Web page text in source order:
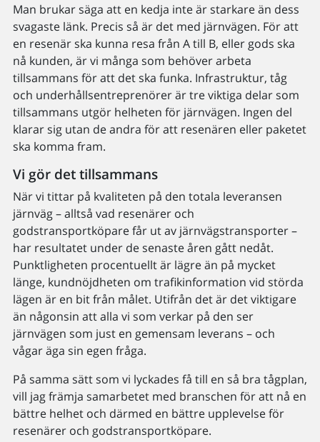
Man brukar säga att en kedja inte är starkare än dess
svagaste länk. Precis så är det med järnvägen. För att
en resenär ska kunna resa från A till B, eller gods ska
nå kunden, är vi många som behöver arbeta
tillsammans för att det ska funka. Infrastruktur, tåg
och underhållsentreprenörer är tre viktiga delar som
tillsammans utgör helheten för järnvägen. Ingen del
klarar sig utan de andra för att resenären eller paketet
ska komma fram.
Vi gör det tillsammans
När vi tittar på kvaliteten på den totala leveransen
järnväg – alltså vad resenärer och
godstransportköpare får ut av järnvägstransporter –
har resultatet under de senaste åren gått nedåt.
Punktligheten procentuellt är lägre än på mycket
länge, kundnöjdheten om trafikinformation vid störda
lägen är en bit från målet. Utifrån det är det viktigare
än någonsin att alla vi som verkar på den ser
järnvägen som just en gemensam leverans – och
vågar äga sin egen fråga.
På samma sätt som vi lyckades få till en så bra tågplan,
vill jag främja samarbetet med branschen för att nå en
bättre helhet och därmed en bättre upplevelse för
resenärer och godstransportköpare.